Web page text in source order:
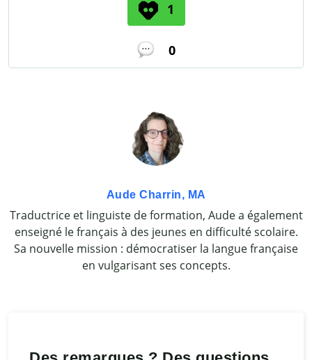
1
0
Aude Charrin, MA
Traductrice et linguiste de formation, Aude a également
enseigné le français à des jeunes en difficulté scolaire.
Sa nouvelle mission : démocratiser la langue française
en vulgarisant ses concepts.